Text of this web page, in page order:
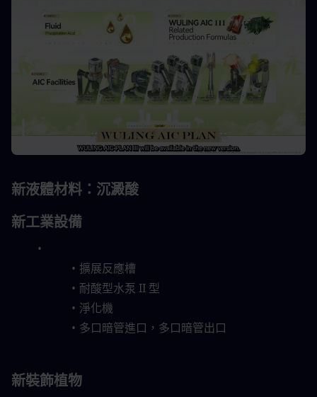
新液體材料：沉澱酸
新工業設備
擴展反應槽
耐酸型水泵 II 型
淨化機
多口暗管進口，多口暗管出口
新裝飾植物